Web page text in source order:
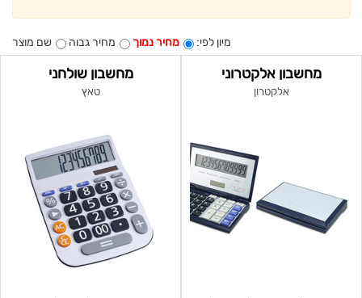
מיון לפי: מחיר נמוך מחיר גבוה שם מוצר
מחשבון אלקטרוני
אלקטרון
מחשבון שולחני
טאץ